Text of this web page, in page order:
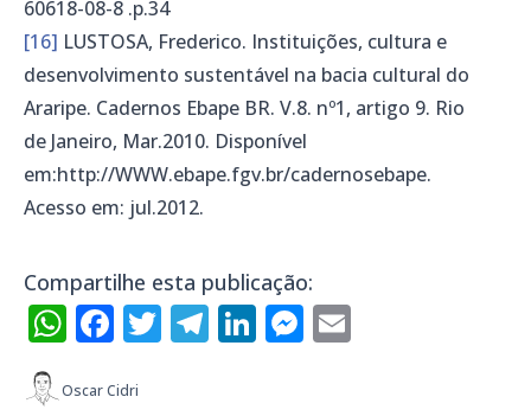
60618-08-8 .p.34
[16] LUSTOSA, Frederico. Instituições, cultura e
desenvolvimento sustentável na bacia cultural do
Araripe. Cadernos Ebape BR. V.8. nº1, artigo 9. Rio
de Janeiro, Mar.2010. Disponível
em:http://WWW.ebape.fgv.br/cadernosebape.
Acesso em: jul.2012.
Compartilhe esta publicação:
WhatsApp
Facebook
Twitter
Telegram
LinkedIn
Messenger
Oscar Cidri